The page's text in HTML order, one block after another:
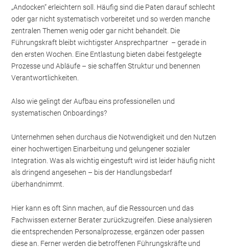
„Andocken“ erleichtern soll. Häufig sind die Paten darauf schlecht
oder gar nicht systematisch vorbereitet und so werden manche
zentralen Themen wenig oder gar nicht behandelt. Die
Führungskraft bleibt wichtigster Ansprechpartner – gerade in
den ersten Wochen. Eine Entlastung bieten dabei festgelegte
Prozesse und Abläufe – sie schaffen Struktur und benennen
Verantwortlichkeiten.
Also wie gelingt der Aufbau eins professionellen und
systematischen Onboardings?
Unternehmen sehen durchaus die Notwendigkeit und den Nutzen
einer hochwertigen Einarbeitung und gelungener sozialer
Integration. Was als wichtig eingestuft wird ist leider häufig nicht
als dringend angesehen – bis der Handlungsbedarf
überhandnimmt.
Hier kann es oft Sinn machen, auf die Ressourcen und das
Fachwissen externer Berater zurückzugreifen. Diese analysieren
die entsprechenden Personalprozesse, ergänzen oder passen
diese an. Ferner werden die betroffenen Führungskräfte und